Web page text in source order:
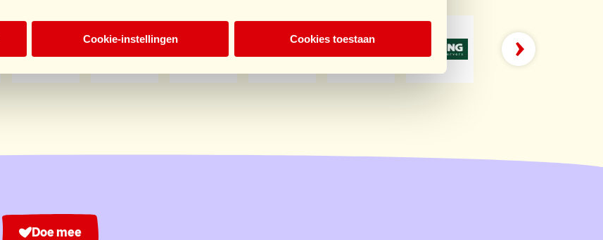
Cookie-instellingen Cookies toestaan
Doe mee